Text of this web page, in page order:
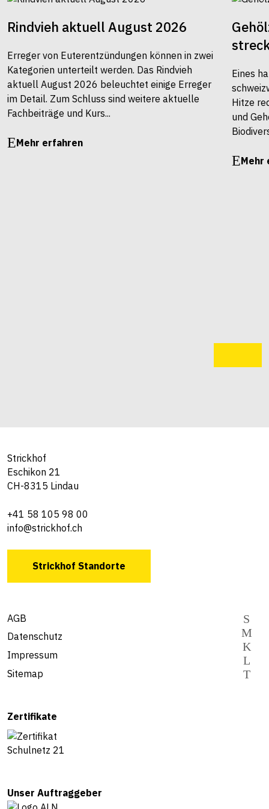
Rindvieh aktuell August 2026
Erreger von Euterentzündungen können in zwei
Kategorien unterteilt werden. Das Rindvieh
aktuell August 2026 beleuchtet einige Erreger
im Detail. Zum Schluss sind weitere aktuelle
Fachbeiträge und Kurs...
Mehr erfahren
Eines
Hitze
und
Mehr
Strickhof
Eschikon 21
CH-8315 Lindau
+41 58 105 98 00
info@strickhof.ch
Strickhof Standorte
AGB
Datenschutz
Impressum
Sitemap
Zertifikate
Unser Auftraggeber